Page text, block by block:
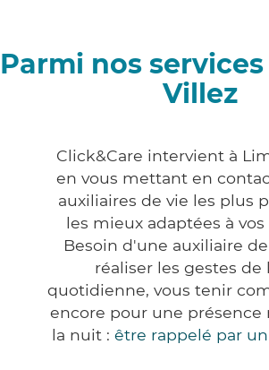
Parmi nos
Villez
Click&Care intervient à
en vous mettant en
auxiliaires de vie les plus
les mieux adaptées à vos
Besoin d'une auxiliaire
réaliser les gestes de
quotidienne, vous tenir
encore pour une présence
la nuit : être rappelé par